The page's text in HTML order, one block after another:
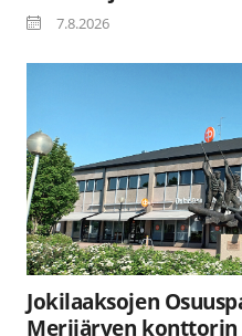
7.8.2026
Jokilaaksojen
Merijärven konttorin